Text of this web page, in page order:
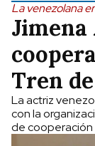
La venezolana
Tren
La actriz
con la
de cooperación